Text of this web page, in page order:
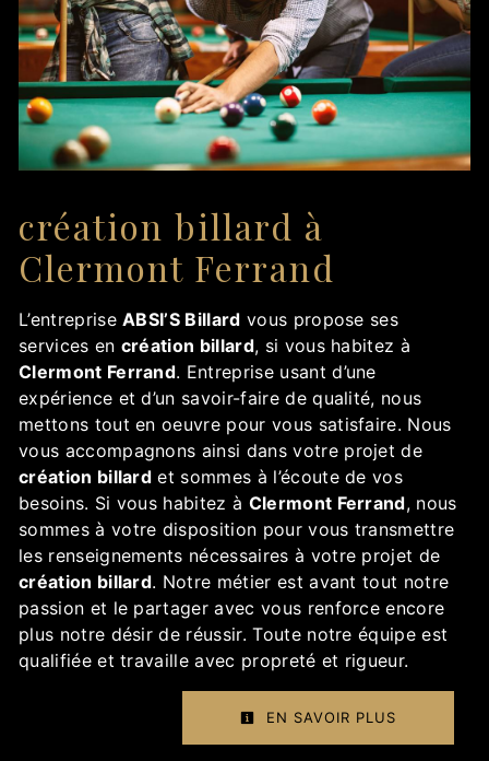
création billard à
Clermont Ferrand
L’entrepriseABSI’S Billard vous propose ses
services en création billard, si vous habitez à
Clermont Ferrand. Entreprise usant d’une
expérience et d’un savoir-faire de qualité, nous
mettons tout en oeuvre pour vous satisfaire. Nous
vous accompagnons ainsi dans votre projet de
création billard et sommes à l’écoute de vos
besoins. Si vous habitez à Clermont Ferrand, nous
sommes à votre disposition pour vous transmettre
les renseignements nécessaires à votre projet de
création billard. Notre métier est avant tout notre
passion et le partager avec vous renforce encore
plus notre désir de réussir. Toute notre équipe est
qualifiée et travaille avec propreté et rigueur.
EN SAVOIR PLUS